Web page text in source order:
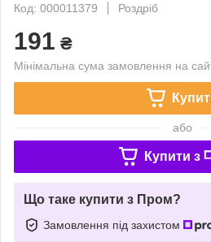
Код: 000011379
Роздріб
191 ₴
Мінімальна сума замовлення на
або
Купити з
Що таке купити з Пром?
Замовлення під захистом